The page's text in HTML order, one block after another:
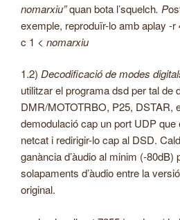
nomarxiu”quan bota l’squelch. P
exemple, reproduïr-lo amb aplay -
c 1 < nomarxiu
1.2) Decodificació de modes
utilitzar el programa dsd per tal de
DMR/MOTOTRBO, P25, DSTAR,
demodulació cap un port UDP
netcat i redirigir-lo cap al DSD.
ganància d’àudio al minim (-80dB)
solapaments d’àudio entre la
original.